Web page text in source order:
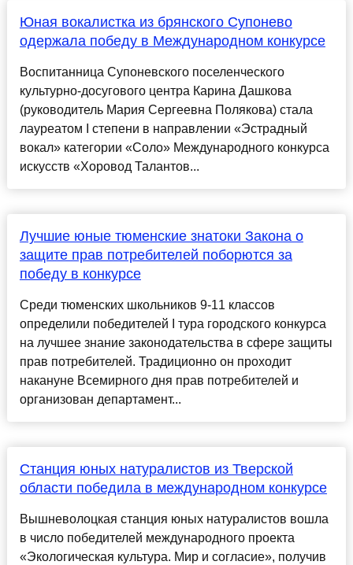
Юная вокалистка из брянского Супонево
одержала победу в Международном конкурсе
Воспитанница Супоневского поселенческого
культурно-досугового центра Карина Дашкова
(руководитель Мария Сергеевна Полякова) стала
лауреатом I степени в направлении «Эстрадный
вокал» категории «Соло» Международного конкурса
искусств «Хоровод Талантов...
Лучшие юные тюменские знатоки Закона о
защите прав потребителей поборются за
победу в конкурсе
Среди тюменских школьников 9-11 классов
определили победителей I тура городского конкурса
на лучшее знание законодательства в сфере защиты
прав потребителей. Традиционно он проходит
накануне Всемирного дня прав потребителей и
организован департамент...
Станция юных натуралистов из Тверской
области победила в международном конкурсе
Вышневолоцкая станция юных натуралистов вошла
в число победителей международного проекта
«Экологическая культура. Мир и согласие», получив